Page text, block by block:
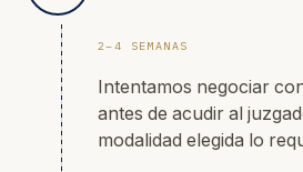
2–4 SEMANAS
Intentamos negociar
antes de acudir al
modalidad elegida lo